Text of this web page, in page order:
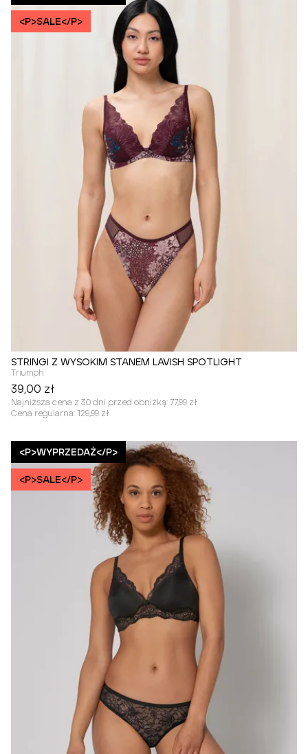
<P>SALE</P>
STRINGI Z WYSOKIM STANEM LAVISH SPOTLIGHT
Triumph
39,00 zł
Najniższa cena z 30 dni przed obniżką: 77,99 zł
Cena regularna: 129,99 zł
<P>WYPRZEDAŻ</P>
<P>SALE</P>